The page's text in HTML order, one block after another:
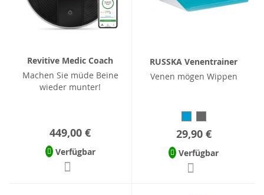
Revitive Medic Coach
Machen Sie müde Beine
wieder munter!
449,00 €
Verfügbar
RUSSKA Venentrainer
Venen mögen Wippen
29,90 €
Verfügbar